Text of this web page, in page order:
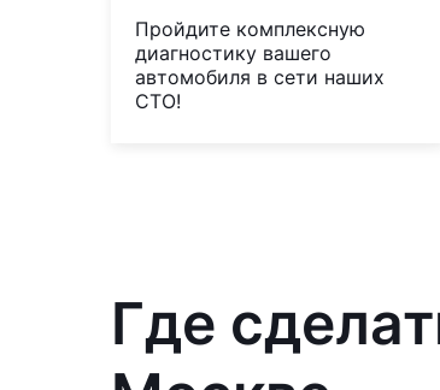
Пройдите комплексную
диагностику вашего
автомобиля в сети наших
СТО!
Где